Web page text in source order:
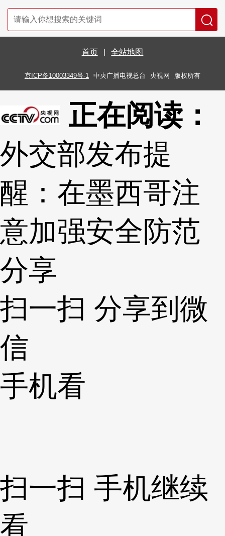
首页 全站地图
京ICP备10003349号-1 中央广播电视总台 央视网 版权所有
正在阅读：
外交部发布提
醒：在墨西哥注
意加强安全防范
分享
扫一扫 分享到微
信
手机看
扫一扫 手机继续
看